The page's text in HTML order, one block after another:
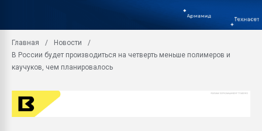
заводу пластмасс"
Главная
Новости
В России будет производиться на четверть меньше полимеров и
каучуков, чем планировалось